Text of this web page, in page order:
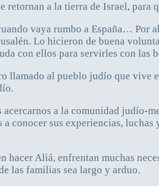
a la tierra de Israel, para
vaya rumbo a España… Por
Lo hicieron de buena
con ellos para servirles con las
llamado al pueblo judío que vive
a la comunidad judío-
conocer sus experiencias,
hacer Aliá, enfrentan muchas
las familias sea largo y arduo.